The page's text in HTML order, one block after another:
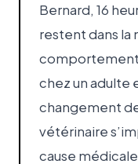
Bernard, 16
restent dans la
chez un adulte
changement
vétérinaire
cause